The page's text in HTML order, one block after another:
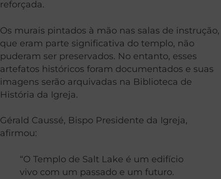
reforçada.
Os murais pintados à mão nas salas de instrução,
que eram parte significativa do templo, não
puderam ser preservados. No entanto, esses
artefatos históricos foram documentados e suas
imagens serão arquivadas na Biblioteca de
História da Igreja.
Gérald Caussé, Bispo Presidente da Igreja,
afirmou:
“O Templo de Salt Lake é um edifício
vivo com um passado e um futuro.